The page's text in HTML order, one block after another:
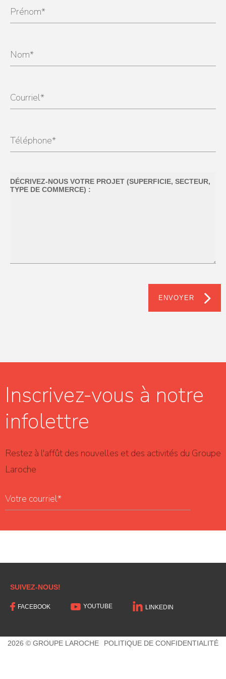
ENVOYER
Inscrivez-vous à notre
infolettre
Restez à l'affût des nouvelles et des activités du Groupe
Laroche
SUIVEZ-NOUS!
FACEBOOK YOUTUBE LINKEDIN
2026 © GROUPE LAROCHE POLITIQUE DE CONFIDENTIALITÉ